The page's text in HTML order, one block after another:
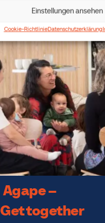
Einstellungen ansehen
Cookie-RichtlinieDatenschutzerklärung
Agape –
Get together